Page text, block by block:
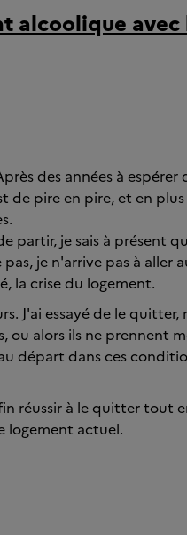
alcoolique avec
des années à
pire en pire, et en
partir, je sais à présent
je n'arrive pas à aller
la crise du logement.
J'ai essayé de le
ou alors ils ne prennent
départ dans ces
réussir à le quitter tout
logement actuel.